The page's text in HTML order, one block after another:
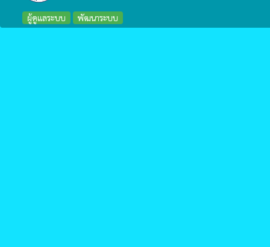
ผู้ดูแลระบบ พัฒนาระบบ